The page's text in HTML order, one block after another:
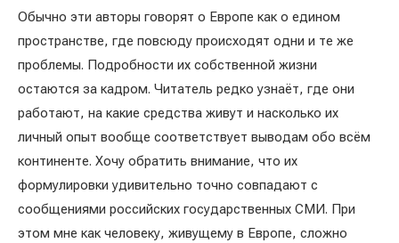
Обычно эти авторы говорят о Европе как о едином
пространстве, где повсюду происходят одни и те же
проблемы. Подробности их собственной жизни
остаются за кадром. Читатель редко узнаёт, где они
работают, на какие средства живут и насколько их
личный опыт вообще соответствует выводам обо всём
континенте. Хочу обратить внимание, что их
формулировки удивительно точно совпадают с
сообщениями российских государственных СМИ. При
этом мне как человеку, живущему в Европе, сложно